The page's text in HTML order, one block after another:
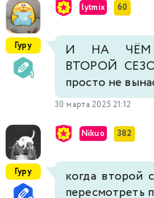
Гуру
lytmix 60
И НА ЧЁМ
ВТОРОЙ
просто не
30 марта 2025 21:12
Гуру
Nikuo 382
когда второй
пересмотреть